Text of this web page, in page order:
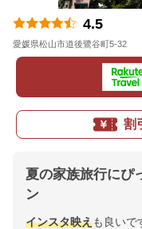
4.5
愛媛県松山市道後鷺谷町5-32
割
夏の家族旅行にぴ
ン
インスタ映えも良いで